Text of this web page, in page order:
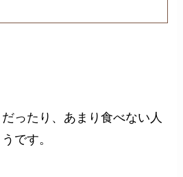
ったり、あまり食べない人
です。